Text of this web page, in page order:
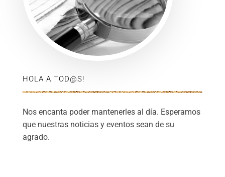
HOLA A TOD@S!
Nos encanta poder mantenerles al día. Esperamos
que nuestras noticias y eventos sean de su
agrado.